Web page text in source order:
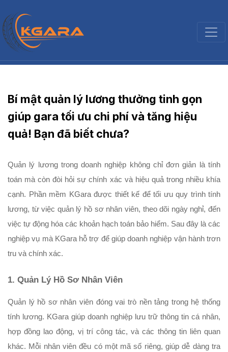
Bí mật quản lý lương thưởng tinh gọn
giúp gara tối ưu chi phí và tăng hiệu
quả! Bạn đã biết chưa?
Quản lý lương trong doanh nghiệp không chỉ đơn giản là tính
toán mà còn đòi hỏi sự chính xác và hiệu quả trong nhiều khía
cạnh. Phần mềm KGara được thiết kế để tối ưu quy trình tính
lương, từ việc quản lý hồ sơ nhân viên, theo dõi ngày nghỉ, đến
việc tự động hóa các khoản hạch toán bảo hiểm. Sau đây là các
nghiệp vụ mà KGara hỗ trợ để giúp doanh nghiệp vận hành trơn
tru và chính xác.
1. Quản Lý Hồ Sơ Nhân Viên
Quản lý hồ sơ nhân viên đóng vai trò nền tảng trong hệ thống
tính lương. KGara giúp doanh nghiệp lưu trữ thông tin cá nhân,
hợp đồng lao động, vị trí công tác, và các thông tin liên quan
khác. Mỗi nhân viên đều có một mã số riêng, giúp dễ dàng tra